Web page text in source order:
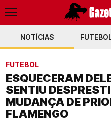
NOTÍCIAS
FUTEBOL
ESQUECERAM
SENTIU
MUDANÇA DE
FLAMENGO